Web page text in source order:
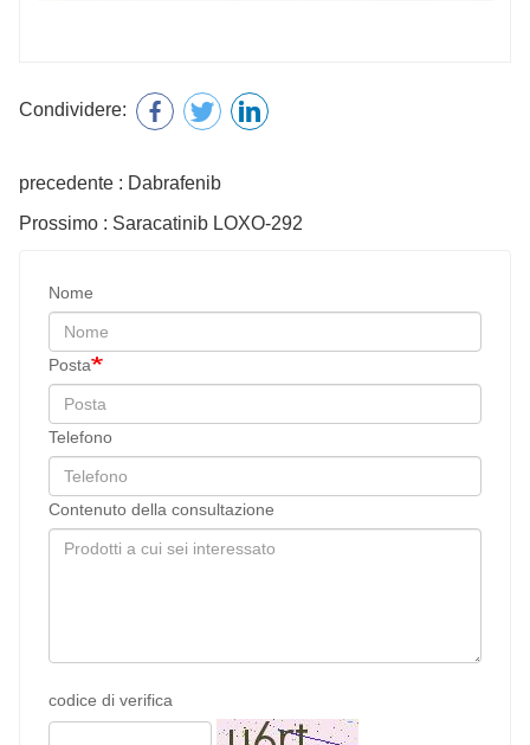
Condividere:
precedente : Dabrafenib
Prossimo : Saracatinib LOXO-292
Nome
Posta
Telefono
Contenuto della consultazione
codice di verifica